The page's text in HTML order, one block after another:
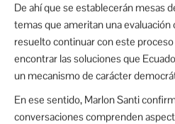
De ahí que se establecerán mesas
temas que ameritan una
resuelto continuar con este
encontrar las soluciones que
un mecanismo de carácter
En ese sentido, Marlon Santi
conversaciones comprenden